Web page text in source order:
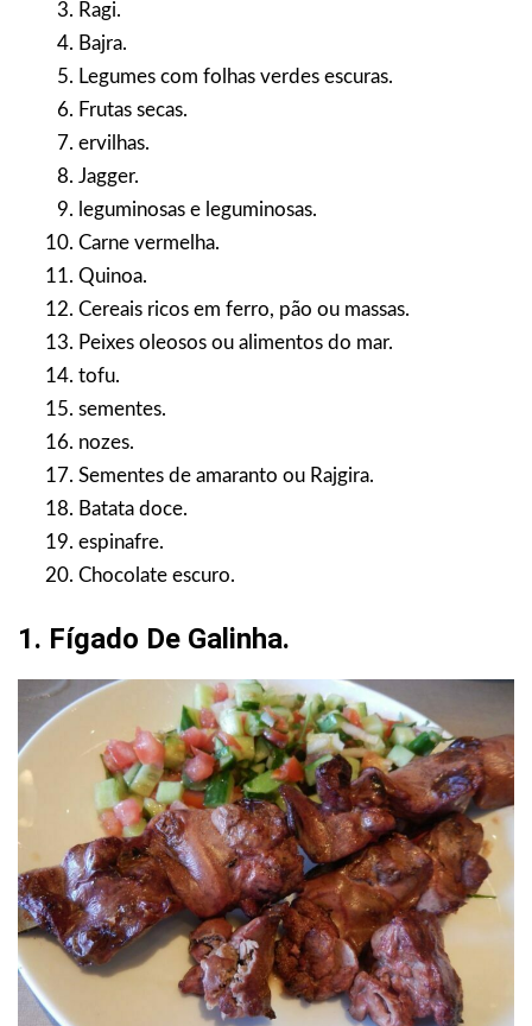
Ragi.
Bajra.
Legumes com folhas verdes escuras.
Frutas secas.
ervilhas.
Jagger.
leguminosas e leguminosas.
Carne vermelha.
Quinoa.
Cereais ricos em ferro, pão ou massas.
Peixes oleosos ou alimentos do mar.
tofu.
sementes.
nozes.
Sementes de amaranto ou Rajgira.
Batata doce.
espinafre.
Chocolate escuro.
1. Fígado De Galinha.